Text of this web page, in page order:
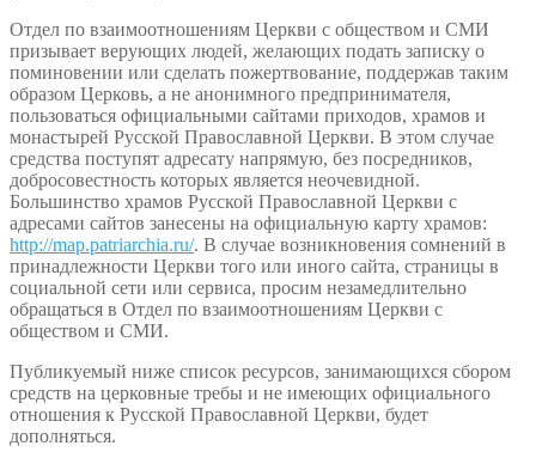
Отдел по взаимоотношениям Церкви с обществом и СМИ
призывает верующих людей, желающих подать записку о
поминовении или сделать пожертвование, поддержав таким
образом Церковь, а не анонимного предпринимателя,
пользоваться официальными сайтами приходов, храмов и
монастырей Русской Православной Церкви. В этом случае
средства поступят адресату напрямую, без посредников,
добросовестность которых является неочевидной.
Большинство храмов Русской Православной Церкви с
адресами сайтов занесены на официальную карту храмов:
http://map.patriarchia.ru/. В случае возникновения сомнений в
принадлежности Церкви того или иного сайта, страницы в
социальной сети или сервиса, просим незамедлительно
обращаться в Отдел по взаимоотношениям Церкви с
обществом и СМИ.
Публикуемый ниже список ресурсов, занимающихся сбором
средств на церковные требы и не имеющих официального
отношения к Русской Православной Церкви, будет
дополняться.